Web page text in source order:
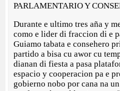
PARLAMENTARIO Y
Durante e ultimo tres aña y
como e lider di fraccion di e
Guiamo tabata e consehero
partido a bisa cu awor cu
dianan di fiesta a pasa
espacio y cooperacion pa e
gobierno nobo por cana na